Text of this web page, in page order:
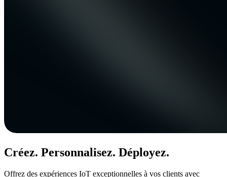
Créez. Personnalisez. Déployez.
Offrez des expériences IoT exceptionnelles à vos clients avec